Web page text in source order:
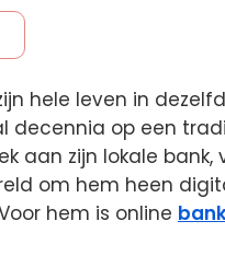
hele leven in
decennia op een
aan zijn lokale
om hem heen
hem is online